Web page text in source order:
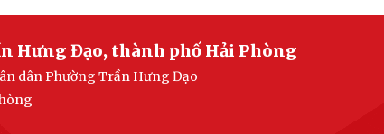
Hưng Đạo, thành phố Hải Phòng
dân Phường Trần Hưng Đạo